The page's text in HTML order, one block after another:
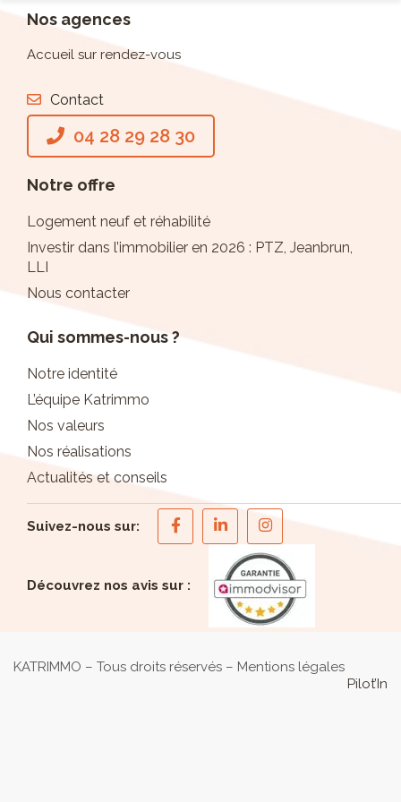
Nos agences
Accueil sur rendez-vous
Contact
04 28 29 28 30
Notre offre
Logement neuf et réhabilité
Investir dans l’immobilier en 2026 : PTZ, Jeanbrun,
LLI
Nous contacter
Qui sommes-nous ?
Notre identité
L’équipe Katrimmo
Nos valeurs
Nos réalisations
Actualités et conseils
Suivez-nous sur:
Découvrez nos avis sur :
KATRIMMO – Tous droits réservés – Mentions légales
Pilot’In